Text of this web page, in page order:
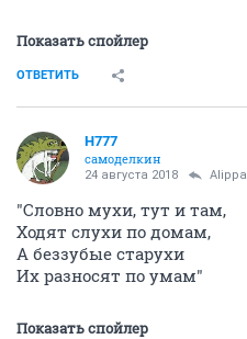
Показать спойлер
ОТВЕТИТЬ
H777
самоделкин
24 августа 2018 Alippa
"Словно мухи, тут и там,
Ходят слухи по домам,
А беззубые старухи
Их разносят по умам"
Показать спойлер